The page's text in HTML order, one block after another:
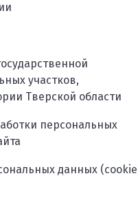
участков,
Тверской области
персональных
данных